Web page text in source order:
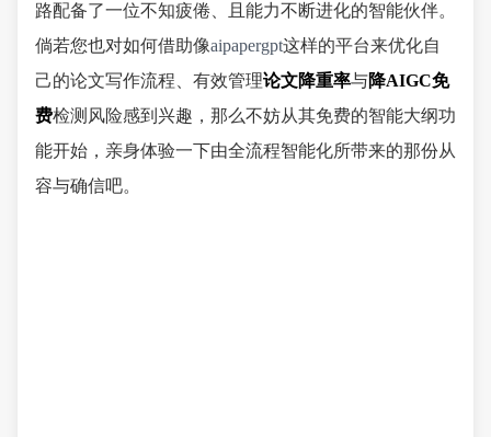
路配备了一位不知疲倦、且能力不断进化的智能伙伴。
倘若您也对如何借助像aipapergpt这样的平台来优化自
己的论文写作流程、有效管理论文降重率与降AIGC免
费检测风险感到兴趣，那么不妨从其免费的智能大纲功
能开始，亲身体验一下由全流程智能化所带来的那份从
容与确信吧。